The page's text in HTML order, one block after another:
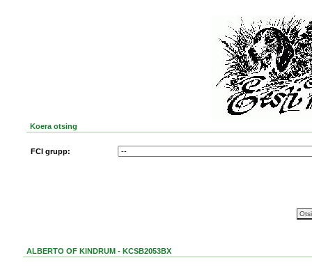
Koera otsing
FCI grupp:
ALBERTO OF KINDRUM - KCSB2053BX